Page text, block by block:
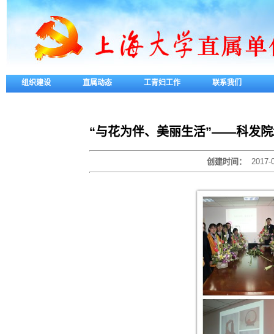
组织建设 直属动态 工青妇工作 联系我们
“与花为伴、美丽生活”——科发院
创建时间： 2017-